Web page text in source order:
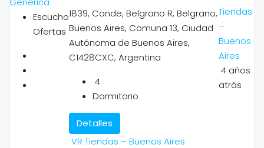
Escucho
Ofertas
1839, Conde, Belgrano R, Belgrano,
Buenos Aires, Comuna 13, Ciudad
Autónoma de Buenos Aires,
C1428CXC, Argentina
4
Dormitorio
Detalles
VR Tiendas – Buenos Aires
Tiendas
–
Buenos
Aires
4 años
atrás